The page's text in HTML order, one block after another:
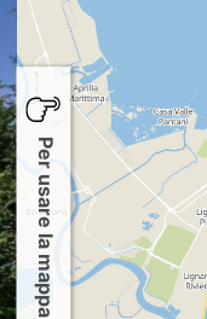
Per usare la mappa